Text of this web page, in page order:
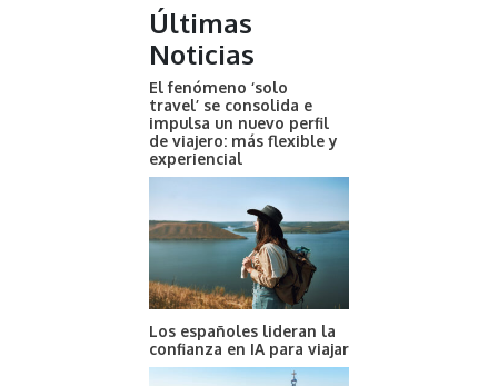
Últimas
Noticias
El fenómeno ‘solo
travel’ se consolida e
impulsa un nuevo perfil
de viajero: más flexible y
experiencial
Los españoles lideran la
confianza en IA para viajar